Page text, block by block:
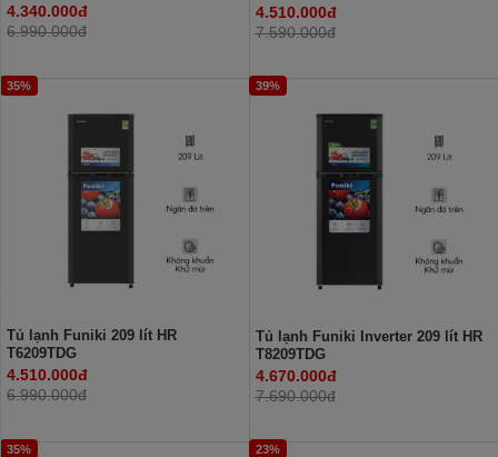
4.340.000đ
6.990.000đ
4.510.000đ
7.590.000đ
35%
Tủ lạnh Funiki 209 lít HR
T6209TDG
4.510.000đ
6.990.000đ
39%
Tủ lạnh Funiki Inverter 209 lít HR
T8209TDG
4.670.000đ
7.690.000đ
35% 23%